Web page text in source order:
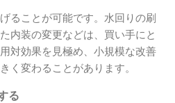
ることが可能です。水回りの刷
内装の変更などは、買い手にと
対効果を見極め、小規模な改善
く変わることがあります。
る